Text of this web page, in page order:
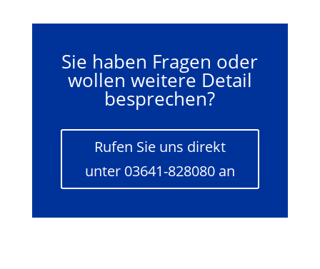
Sie haben Fragen oder
wollen weitere Detail
besprechen?
Rufen Sie uns direkt
unter 03641-828080 an